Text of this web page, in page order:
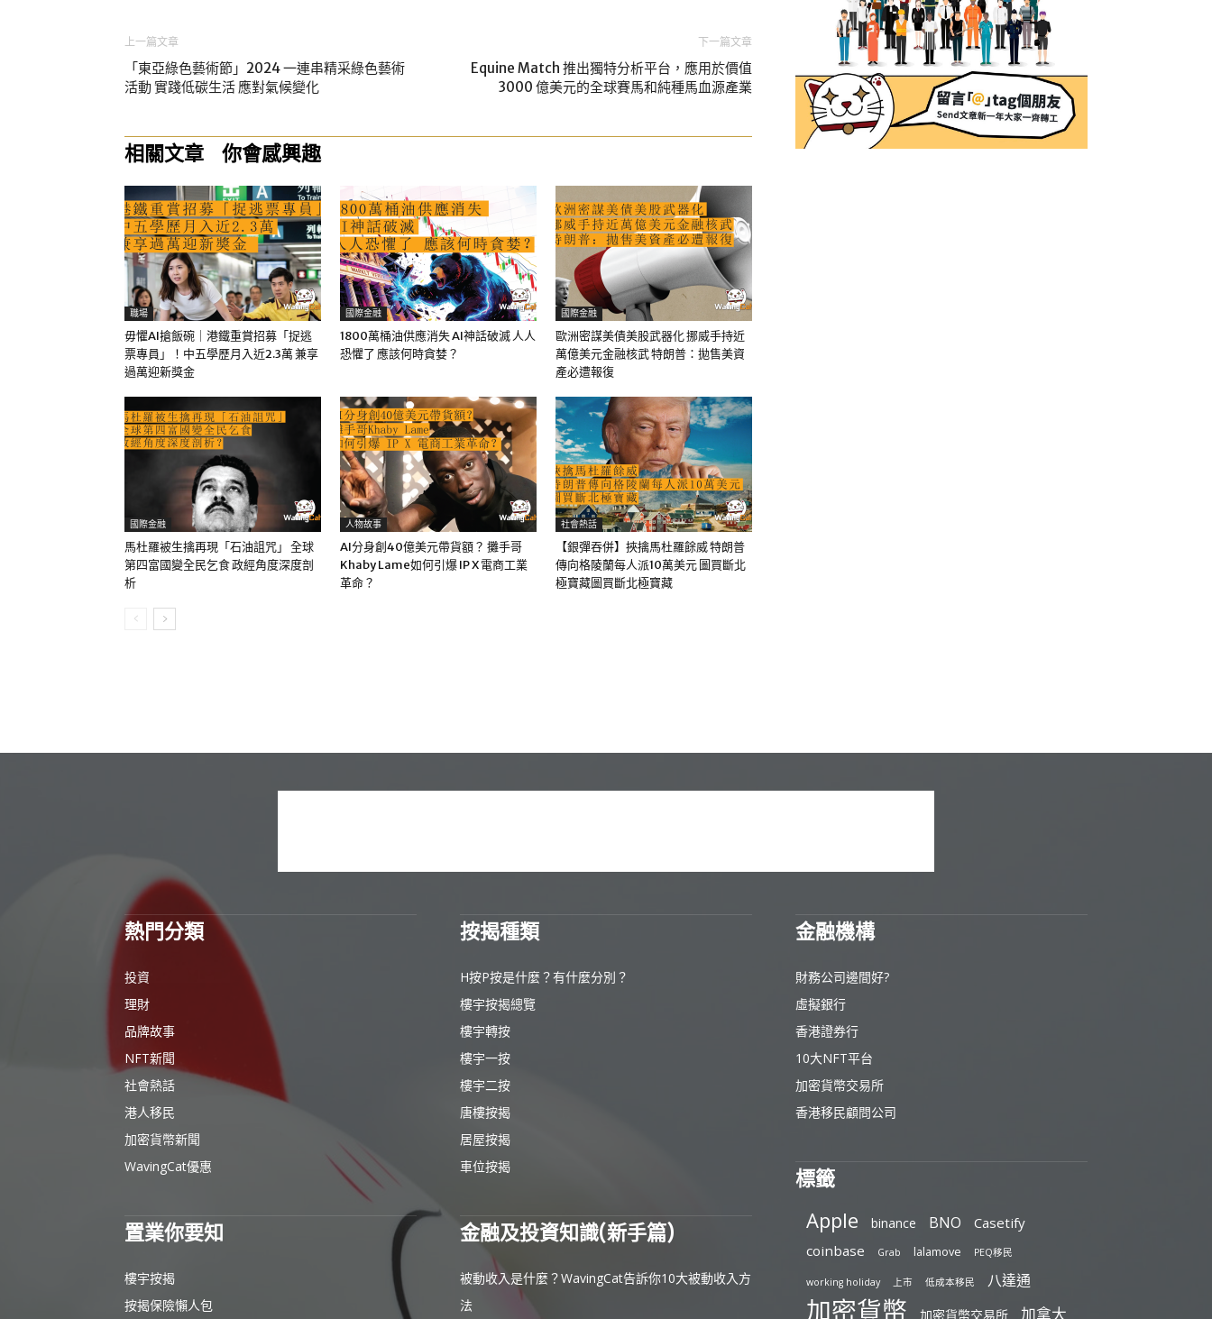
上一篇文章
「東亞綠色藝術節」2024 一連串精采綠色藝術
活動 實踐低碳生活 應對氣候變化
下一篇文章
Equine Match 推出獨特分析平台，應用於價值
3000 億美元的全球賽馬和純種馬血源產業
相關文章 你會感興趣
職場
毋懼AI搶飯碗｜港鐵重賞招募「捉逃
票專員」！中五學歷月入近2.3萬 兼享
過萬迎新獎金
國際金融
1800萬桶油供應消失 AI神話破滅 人人
恐懼了 應該何時貪婪？
國際金融
歐洲密謀美債美股武器化 挪威手持近
萬億美元金融核武 特朗普：拋售美資
產必遭報復
國際金融
馬杜羅被生擒再現「石油詛咒」 全球
第四富國變全民乞食 政經角度深度剖
析
人物故事
AI分身創40億美元帶貨額？ 攤手哥
Khaby Lame如何引爆 IP X 電商工業
革命？
社會熱話
【銀彈吞併】挾擒馬杜羅餘威 特朗普
傳向格陵蘭每人派10萬美元 圖買斷北
極寶藏圖買斷北極寶藏
熱門分類
投資
理財
品牌故事
NFT新聞
社會熱話
港人移民
加密貨幣新聞
WavingCat優惠
置業你要知
樓宇按揭
按揭保險懶人包
按揭種類
H按P按是什麼？有什麼分別？
樓宇按揭總覽
樓宇轉按
樓宇一按
樓宇二按
唐樓按揭
居屋按揭
車位按揭
金融及投資知識(新手篇)
被動收入是什麼？WavingCat告訴你10大被動收入方
法
金融機構
財務公司邊間好?
虛擬銀行
香港證券行
10大NFT平台
加密貨幣交易所
香港移民顧問公司
標籤
Apple binance BNO
Casetify
coinbase
Grab lalamove PEQ移民
working holiday 上市 低成本移民 八達通
加密貨幣 加密貨幣交易所 加拿大